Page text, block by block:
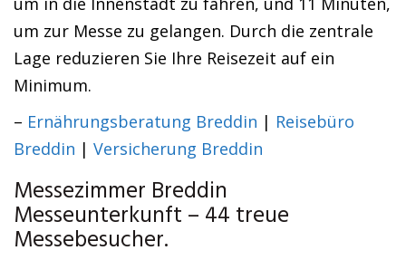
um zur Messe zu gelangen. Durch die zentrale
Lage reduzieren Sie Ihre Reisezeit auf ein
Minimum.
– Ernährungsberatung Breddin | Reisebüro
Breddin | Versicherung Breddin
Messezimmer Breddin
Messeunterkunft – 44 treue
Messebesucher.